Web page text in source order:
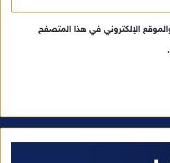
الإلكتروني في هذا المتصفح